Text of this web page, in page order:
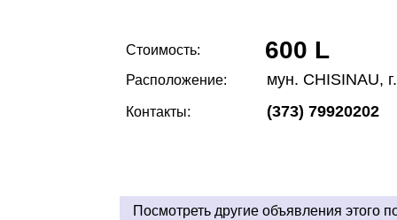
Стоимость: 600 L
Расположение: мун. CHISINAU,
Контакты: (373) 79920202
Посмотреть другие объявления этого